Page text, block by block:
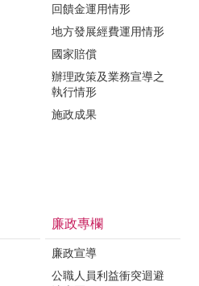
回饋金運用情形
地方發展經費運用情形
國家賠償
辦理政策及業務宣導之
執行情形
施政成果
廉政專欄
廉政宣導
公職人員利益衝突迴避